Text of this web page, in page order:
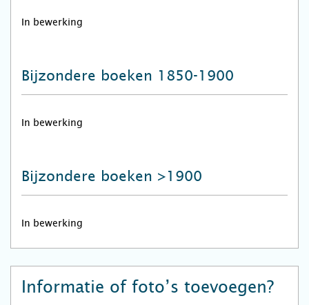
In bewerking
Bijzondere boeken 1850-1900
In bewerking
Bijzondere boeken >1900
In bewerking
Informatie of foto’s toevoegen?